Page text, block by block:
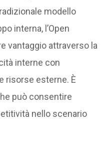
modello
interna, l’Open
vantaggio attraverso la
interne con
risorse esterne. È
può consentire
nello scenario